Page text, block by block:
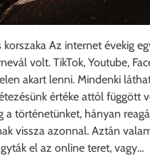
korszaka Az internet évekig
volt. TikTok, Youtube,
akart lenni. Mindenki
értéke attól függött
a történetünket, hányan
vissza azonnal. Aztán
el az online teret, vagy…